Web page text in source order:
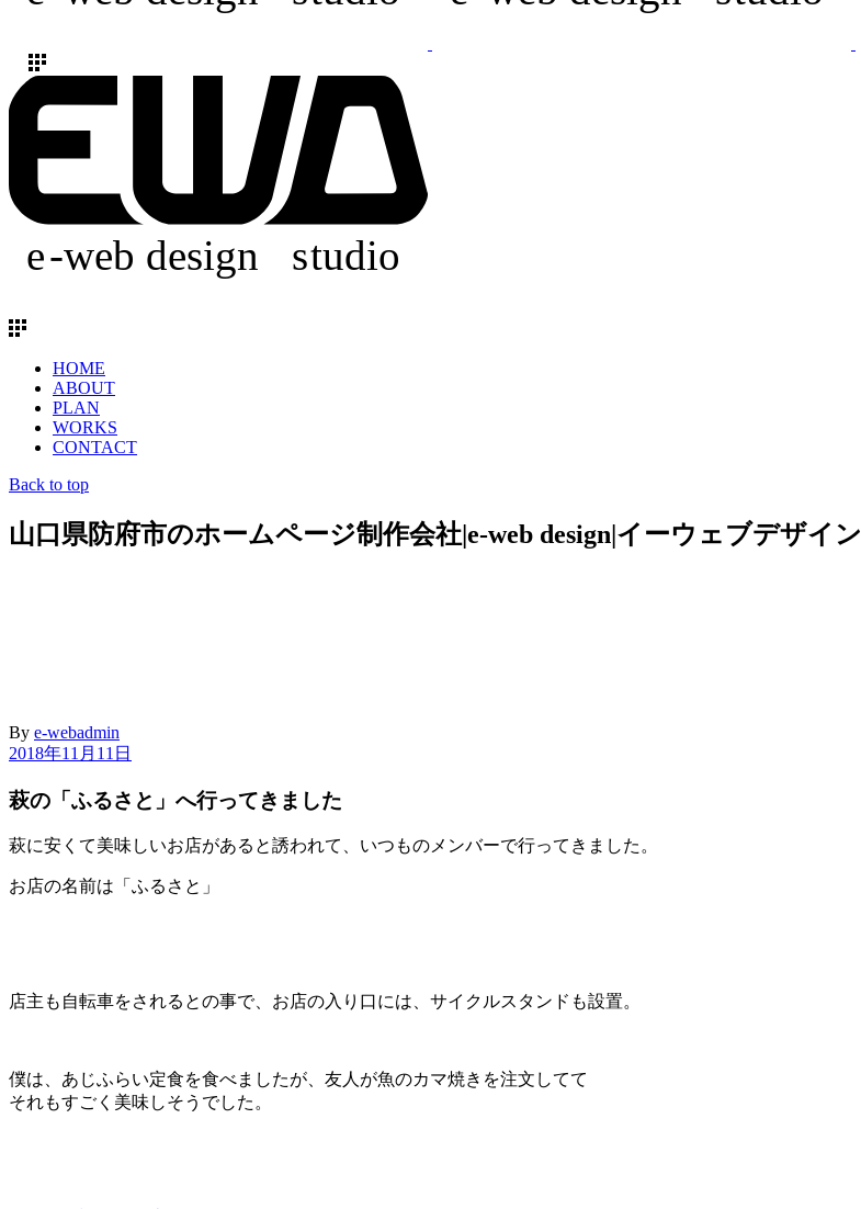
HOME
ABOUT
PLAN
WORKS
CONTACT
Back to top
山口県防府市のホームページ制作会社|e-web design|イーウェブデザイン
By e-webadmin
2018年11月11日
萩の「ふるさと」へ行ってきました
萩に安くて美味しいお店があると誘われて、いつものメンバーで行ってきました。
お店の名前は「ふるさと」
店主も自転車をされるとの事で、お店の入り口には、サイクルスタンドも設置。
僕は、あじふらい定食を食べましたが、友人が魚のカマ焼きを注文してて
それもすごく美味しそうでした。